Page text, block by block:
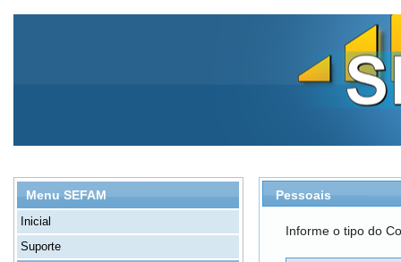
Menu SEFAM
Inicial
Suporte
Pessoais
Informe o tipo do